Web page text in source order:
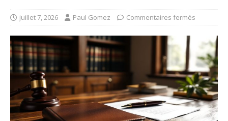
juillet 7, 2026 Paul Gomez Commentaires fermés